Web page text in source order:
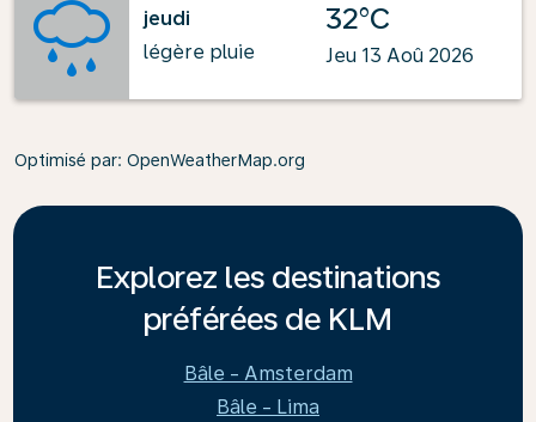
jeudi
légère pluie
32°C
Jeu 13 Aoû 2026
Optimisé par: OpenWeatherMap.org
Explorez les destinations
préférées de KLM
Bâle - Amsterdam
Bâle - Lima